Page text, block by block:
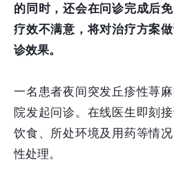
的同时，还会在问诊完成后
疗效不满意，将对治疗方案
诊效果。
一名患者夜间突发丘疹性荨
院发起问诊。在线医生即刻
饮食、所处环境及用药等情
性处理。